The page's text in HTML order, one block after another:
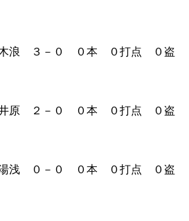
－０ ０本 ０打点 ０盗
－０ ０本 ０打点 ０盗
－０ ０本 ０打点 ０盗